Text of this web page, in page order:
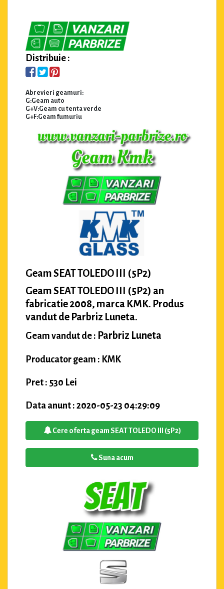
Distribuie :
Abrevieri geamuri:
G:Geam auto
G+V:Geam cu tenta verde
G+F:Geam fumuriu
Geam SEAT TOLEDO III (5P2)
Geam SEAT TOLEDO III (5P2) an
fabricatie 2008, marca KMK. Produs
vandut de Parbriz Luneta.
Geam vandut de : Parbriz Luneta
Producator geam : KMK
Pret : 530 Lei
Data anunt : 2020-05-23 04:29:09
Cere oferta geam SEAT TOLEDO III (5P2)
Suna acum